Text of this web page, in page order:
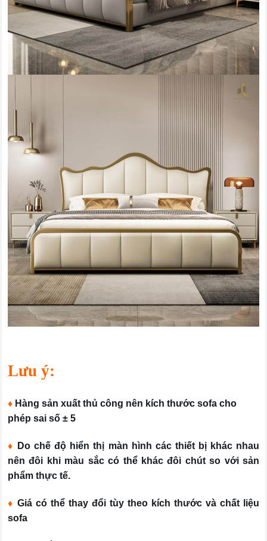
Lưu ý:
♦ Hàng sản xuất thủ công nên kích thước sofa cho
phép sai số ± 5
♦
Do chế độ hiển thị màn hình các thiết bị khác nhau
nên đôi khi màu sắc có thể khác đôi chút so với sản
phẩm thực tế.
♦ Giá có thể thay đổi tùy theo kích thước và chất liệu
sofa